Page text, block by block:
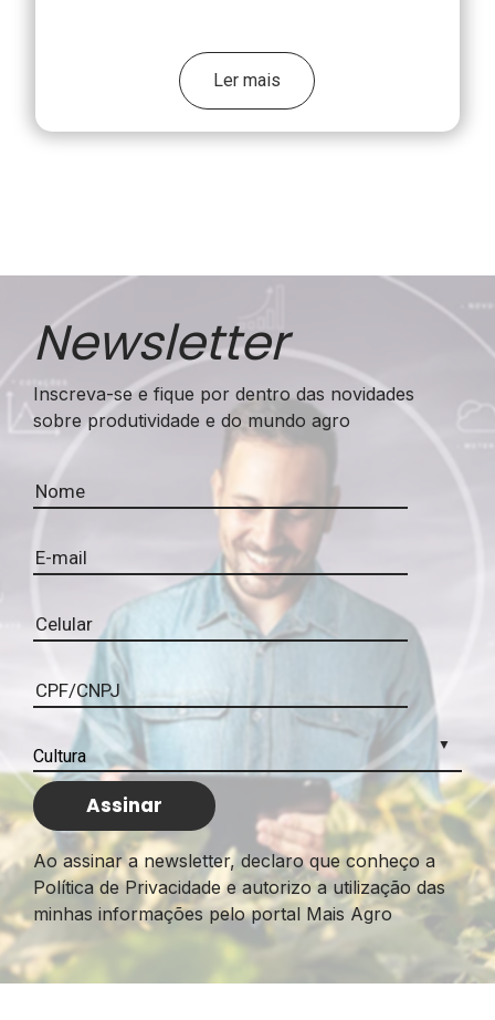
Ler mais
Newsletter
Inscreva-se e fique por dentro das novidades
sobre produtividade e do mundo agro
Ao assinar a newsletter, declaro que conheço a
Política de Privacidade e autorizo a utilização das
minhas informações pelo portal Mais Agro